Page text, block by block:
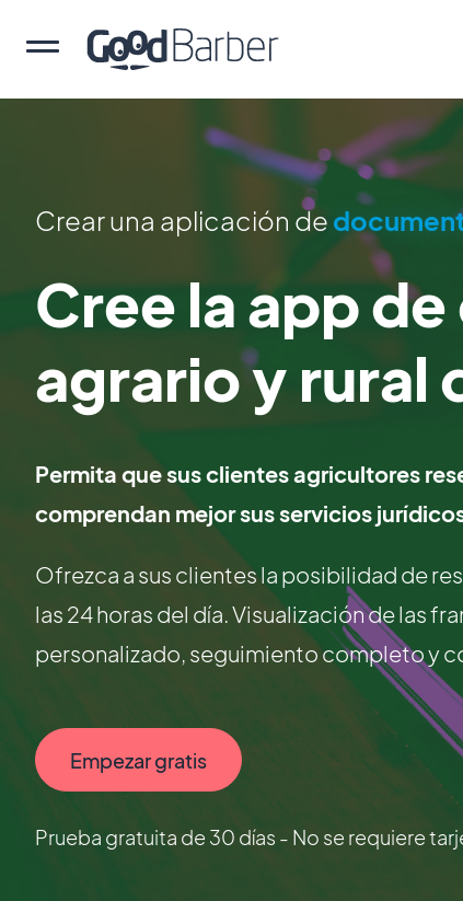
Crear una aplicación de
Cree la app
agrario y rural
Permita que sus clientes agricultores
comprendan mejor sus servicios
Ofrezca a sus clientes la posibilidad de
las 24 horas del día. Visualización de las
personalizado, seguimiento completo y
Empezar gratis
Prueba gratuita de 30 días - No se requiere